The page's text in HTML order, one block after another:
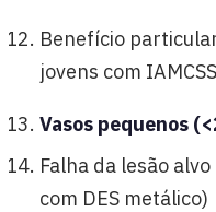
Benefício
jovens com
Vasos pequenos
Falha da lesão
com DES metálico)